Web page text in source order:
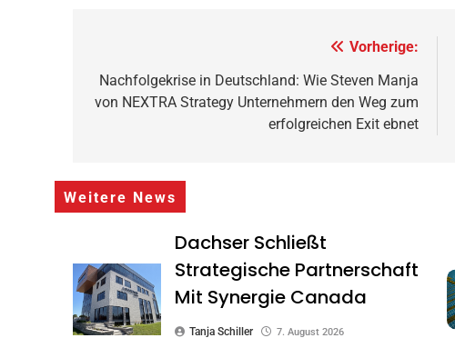
Vorherige:
Nachfolgekrise in Deutschland: Wie Steven Manja
von NEXTRA Strategy Unternehmern den Weg zum
erfolgreichen Exit ebnet
Weitere News
Dachser Schließt
Strategische Partnerschaft
Mit Synergie Canada
Tanja Schiller 7. August 2026